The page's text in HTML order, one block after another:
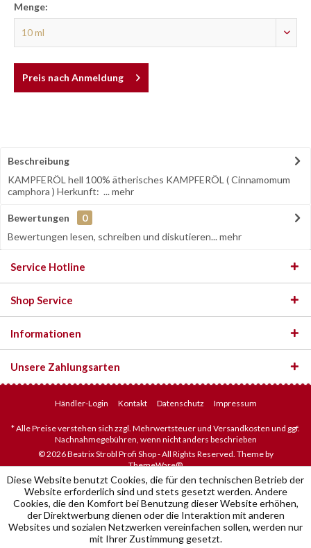
Menge:
Preis nach Anmeldung
Beschreibung
KAMPFERÖL hell 100% ätherisches KAMPFERÖL ( Cinnamomum
camphora ) Herkunft: ...mehr
Bewertungen
0
Bewertungen lesen, schreiben und diskutieren...mehr
Service Hotline
Shop Service
Informationen
Unsere Zahlungsarten
Händler-Login Kontakt Datenschutz Impressum
* Alle Preise verstehen sich zzgl. Mehrwertsteuer und Versandkosten und ggf.
Nachnahmegebühren, wenn nicht anders beschrieben
© 2026 Beatrix Strobl Profi Shop - All Rights Reserved. Theme by
ThemeWare®
Diese Website benutzt Cookies, die für den technischen Betrieb der
Website erforderlich sind und stets gesetzt werden. Andere
Cookies, die den Komfort bei Benutzung dieser Website erhöhen,
der Direktwerbung dienen oder die Interaktion mit anderen
Websites und sozialen Netzwerken vereinfachen sollen, werden nur
mit Ihrer Zustimmung gesetzt.